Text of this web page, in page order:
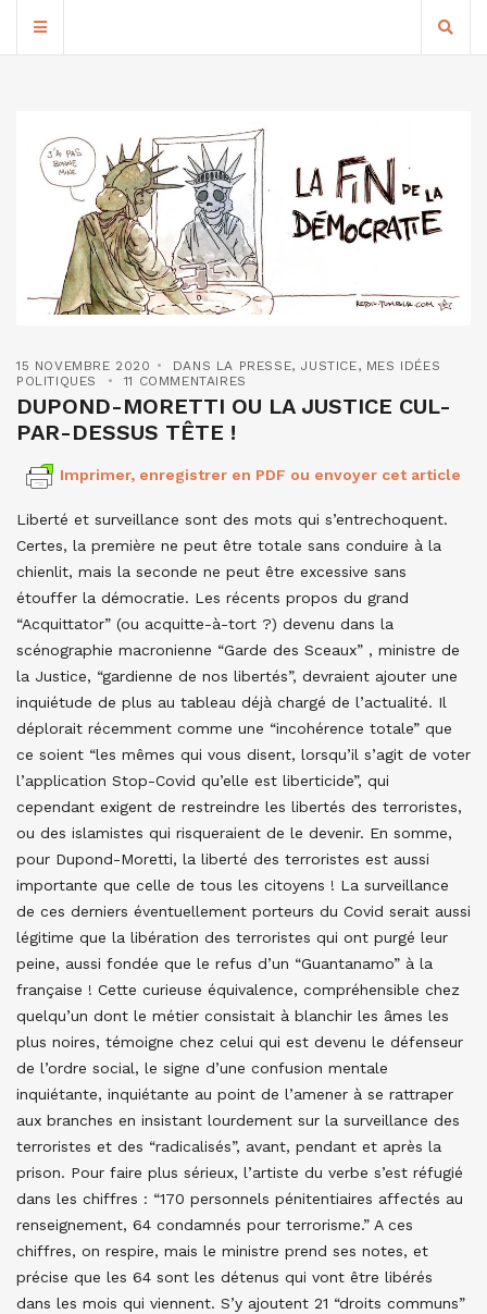
15 NOVEMBRE 2020 DANS LA PRESSE, JUSTICE, MES IDÉES
POLITIQUES
11 COMMENTAIRES
DUPOND-MORETTI OU LA JUSTICE CUL-
PAR-DESSUS TÊTE !
Imprimer, enregistrer en PDF ou envoyer cet article
Liberté et surveillance sont des mots qui s’entrechoquent.
Certes, la première ne peut être totale sans conduire à la
chienlit, mais la seconde ne peut être excessive sans
étouffer la démocratie. Les récents propos du grand
“Acquittator” (ou acquitte-à-tort ?) devenu dans la
scénographie macronienne “Garde des Sceaux” , ministre de
la Justice, “gardienne de nos libertés”, devraient ajouter une
inquiétude de plus au tableau déjà chargé de l’actualité. Il
déplorait récemment comme une “incohérence totale” que
ce soient “les mêmes qui vous disent, lorsqu’il s’agit de voter
l’application Stop-Covid qu’elle est liberticide”, qui
cependant exigent de restreindre les libertés des terroristes,
ou des islamistes qui risqueraient de le devenir. En somme,
pour Dupond-Moretti, la liberté des terroristes est aussi
importante que celle de tous les citoyens ! La surveillance
de ces derniers éventuellement porteurs du Covid serait aussi
légitime que la libération des terroristes qui ont purgé leur
peine, aussi fondée que le refus d’un “Guantanamo” à la
française ! Cette curieuse équivalence, compréhensible chez
quelqu’un dont le métier consistait à blanchir les âmes les
plus noires, témoigne chez celui qui est devenu le défenseur
de l’ordre social, le signe d’une confusion mentale
inquiétante, inquiétante au point de l’amener à se rattraper
aux branches en insistant lourdement sur la surveillance des
terroristes et des “radicalisés”, avant, pendant et après la
prison. Pour faire plus sérieux, l’artiste du verbe s’est réfugié
dans les chiffres : “170 personnels pénitentiaires affectés au
renseignement, 64 condamnés pour terrorisme.” A ces
chiffres, on respire, mais le ministre prend ses notes, et
précise que les 64 sont les détenus qui vont être libérés
dans les mois qui viennent. S’y ajoutent 21 “droits communs”